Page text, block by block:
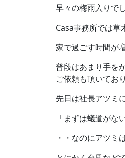
早々の梅雨入りでし
Casa事務所では草
家で過ごす時間が
普段はあまり手を
ご依頼も頂いており
先日は社長アツミ
「まずは蟻道がな
・・なのにアツミ